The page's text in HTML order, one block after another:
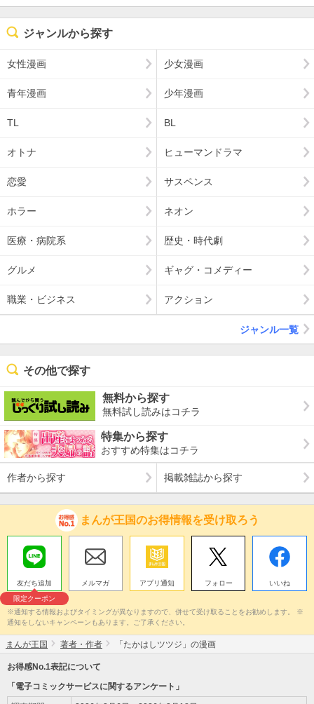
ジャンルから探す
女性漫画 少女漫画
青年漫画 少年漫画
TL BL
オトナ ヒューマンドラマ
恋愛 サスペンス
ホラー ネオン
医療・病院系 歴史・時代劇
グルメ ギャグ・コメディー
職業・ビジネス アクション
ジャンル一覧
その他で探す
無料から探す
無料試し読みはコチラ
特集から探す
おすすめ特集はコチラ
作者から探す 掲載雑誌から探す
まんが王国のお得情報を受け取ろう
友だち追加
限定クーポン
メルマガ アプリ通知 フォロー いいね
※通知する情報およびタイミングが異なりますので、併せて受け取ることをお勧めします。 ※
通知をしないキャンペーンもあります。ご了承ください。
まんが王国 著者・作者 「たかはしツツジ」の漫画
お得感No.1表記について
「電子コミックサービスに関するアンケート」